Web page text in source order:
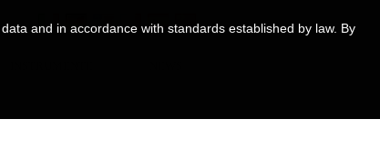
and in accordance with standards established by law. By